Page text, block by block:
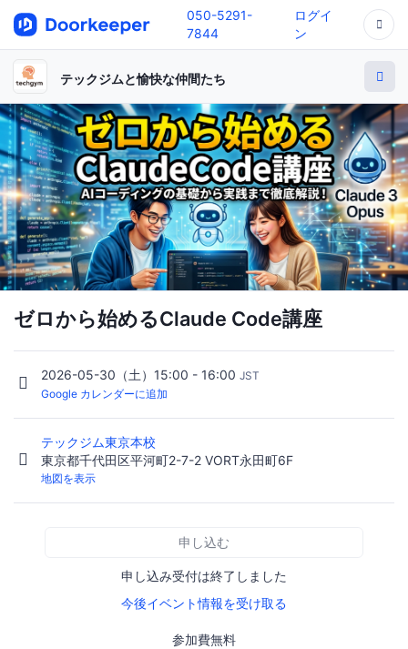
050-5291-
7844
ログイ
ン
テックジムと愉快な仲間たち
ゼロから始めるClaude Code講座
2026-05-30（土）15:00 - 16:00 JST
Google カレンダーに追加
テックジム東京本校
東京都千代田区平河町2-7-2 VORT永田町6F
地図を表示
申し込む
申し込み受付は終了しました
今後イベント情報を受け取る
参加費無料